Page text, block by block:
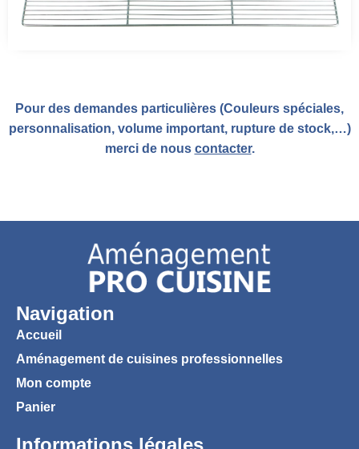
Pour des demandes particulières (Couleurs spéciales,
personnalisation, volume important, rupture de stock,…)
merci de nous contacter.
Navigation
Accueil
Aménagement de cuisines professionnelles
Mon compte
Panier
Informations légales